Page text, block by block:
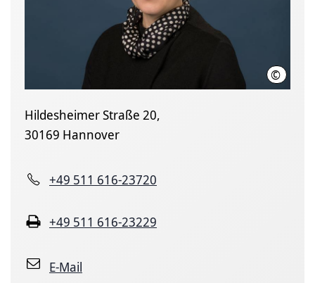
© Team
Hildesheimer Straße 20,
30169 Hannover
+49 511 616-23720
+49 511 616-23229
E-Mail